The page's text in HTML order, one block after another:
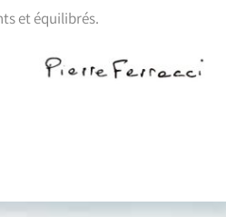
et équilibrés.